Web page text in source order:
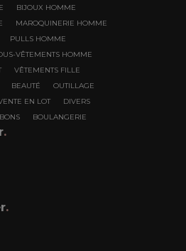
BIJOUX HOMME
MAROQUINERIE HOMME
PULLS HOMME
VÊTEMENTS HOMME
VÊTEMENTS FILLE
BEAUTÉ
OUTILLAGE
EN LOT
DIVERS
BOULANGERIE
.
.